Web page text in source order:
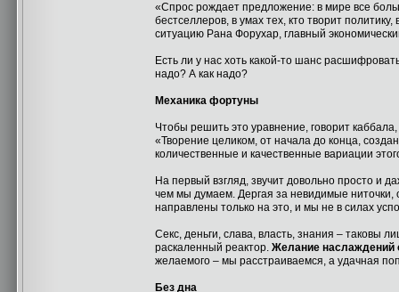
«Спрос рождает предложение: в мире все
бестселлеров, в умах тех, кто творит
ситуацию Рана Форухар, главный
Есть ли у нас хоть какой-то шанс
надо? А как надо?
Механика фортуны
Чтобы решить это уравнение, говорит
«Творение целиком, от начала до конца,
количественные и качественные вариации
На первый взгляд, звучит довольно просто и
чем мы думаем. Дергая за невидимые ниточки,
направлены только на это, и мы не в силах
Секс, деньги, слава, власть, знания – таковы
раскаленный реактор. Желание наслаждений
желаемого – мы расстраиваемся, а удачная
Без дна